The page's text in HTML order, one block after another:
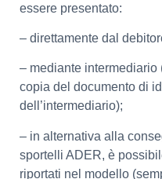
essere presentato:
– direttamente dal
– mediante
copia del documento di
dell’intermediario);
– in alternativa alla
sportelli ADER, è
riportati nel modello